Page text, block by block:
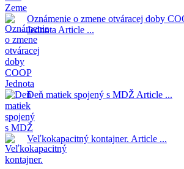
Oznámenie o zmene otváracej doby
Jednota Article ...
Deň matiek spojený s MDŽ Article ...
Veľkokapacitný kontajner. Article ...